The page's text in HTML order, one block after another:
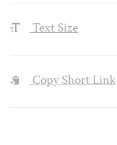
Text Size
Copy Short Link